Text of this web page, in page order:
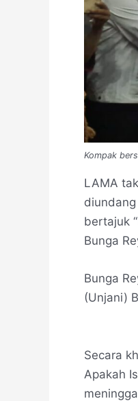
Kompak
LAMA
bertajuk
Bunga
Bunga
(Unjani)
Secara
Apakah